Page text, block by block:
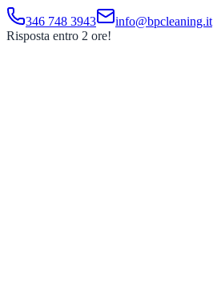
346 748 3943
info@bpcleaning.it
Risposta entro 2 ore!